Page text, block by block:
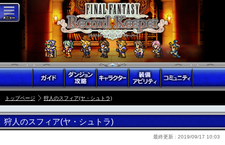
トップページ 狩人のスフィア(ヤ・シュトラ)
狩人のスフィア(ヤ・シュトラ)
最終更新 : 2019/09/17 10:03